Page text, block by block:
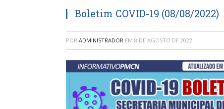
Boletim COVID-19 (08/08/2022)
POR ADMINISTRADOR EM 8 DE AGOSTO DE 2022